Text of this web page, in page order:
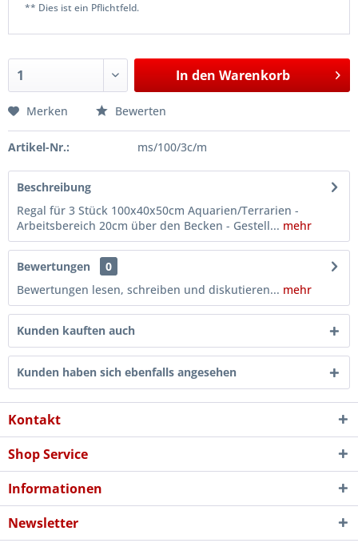
** Dies ist ein Pflichtfeld.
In den Warenkorb
Merken Bewerten
Artikel-Nr.: ms/100/3c/m
Beschreibung
Regal für 3 Stück 100x40x50cm Aquarien/Terrarien -
Arbeitsbereich 20cm über den Becken - Gestell... mehr
Bewertungen
0
Bewertungen lesen, schreiben und diskutieren... mehr
Kunden kauften auch
Kunden haben sich ebenfalls angesehen
Kontakt
Shop Service
Informationen
Newsletter